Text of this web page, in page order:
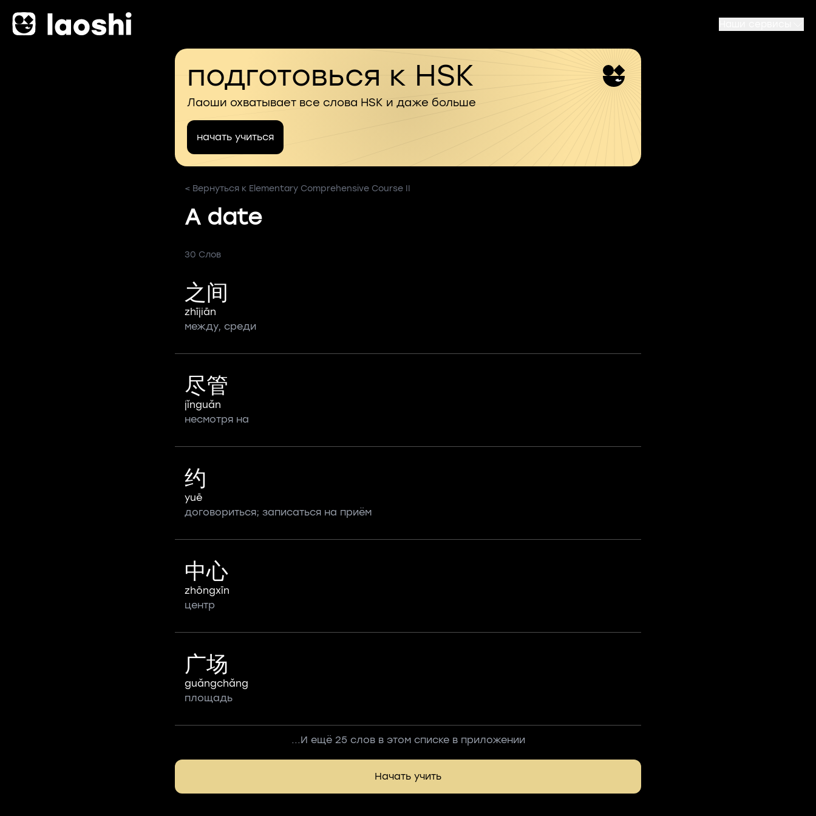
подготовься к HSK
Лаоши охватывает все слова HSK и даже больше
начать учиться
< Вернуться к Elementary Comprehensive Course II
A date
30 Слов
之间
zhījiān
между, среди
尽管
jǐnguǎn
несмотря на
约
yuē
договориться; записаться на приём
中心
zhōngxīn
центр
广场
guǎngchǎng
площадь
...И ещё 25 слов в этом списке в приложении
Начать учить